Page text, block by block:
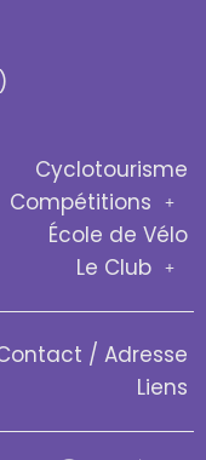
Cyclotourisme
Compétitions
École de Vélo
Le Club
/ Adresse
Liens